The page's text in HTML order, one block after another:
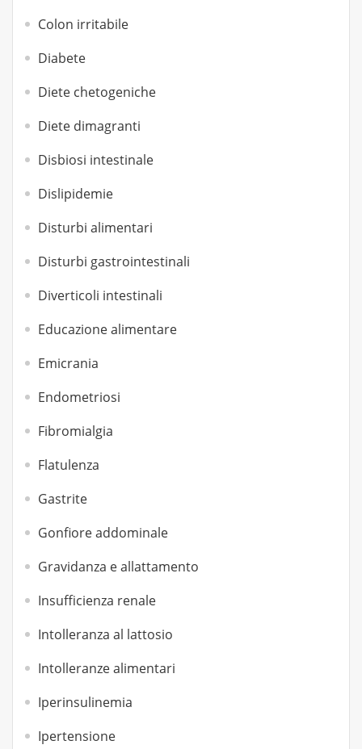
Colon irritabile
Diabete
Diete chetogeniche
Diete dimagranti
Disbiosi intestinale
Dislipidemie
Disturbi alimentari
Disturbi gastrointestinali
Diverticoli intestinali
Educazione alimentare
Emicrania
Endometriosi
Fibromialgia
Flatulenza
Gastrite
Gonfiore addominale
Gravidanza e allattamento
Insufficienza renale
Intolleranza al lattosio
Intolleranze alimentari
Iperinsulinemia
Ipertensione